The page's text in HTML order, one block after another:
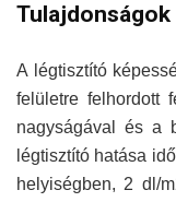
Tulajdonságok
A légtisztító
felületre felhordott
nagyságával és a
légtisztító hatása
helyiségben, 2 dl/